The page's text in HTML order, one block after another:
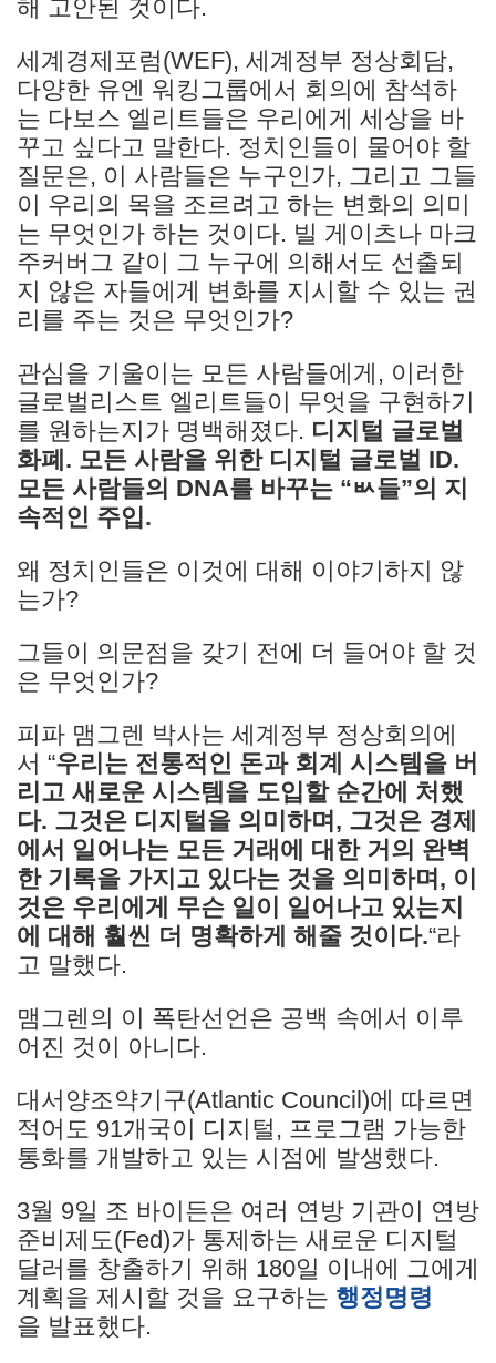
해 고안된 것이다.
세계경제포럼(WEF), 세계정부 정상회담,
다양한 유엔 워킹그룹에서 회의에 참석하
는 다보스 엘리트들은 우리에게 세상을 바
꾸고 싶다고 말한다. 정치인들이 물어야 할
질문은, 이 사람들은 누구인가, 그리고 그들
이 우리의 목을 조르려고 하는 변화의 의미
는 무엇인가 하는 것이다. 빌 게이츠나 마크
주커버그 같이 그 누구에 의해서도 선출되
지 않은 자들에게 변화를 지시할 수 있는 권
리를 주는 것은 무엇인가?
관심을 기울이는 모든 사람들에게, 이러한
글로벌리스트 엘리트들이 무엇을 구현하기
를 원하는지가 명백해졌다. 디지털 글로벌
화폐. 모든 사람을 위한 디지털 글로벌 ID.
모든 사람들의 DNA를 바꾸는 “ㅄ들”의 지
속적인 주입.
왜 정치인들은 이것에 대해 이야기하지 않
는가?
그들이 의문점을 갖기 전에 더 들어야 할 것
은 무엇인가?
피파 맴그렌 박사는 세계정부 정상회의에
서 “우리는 전통적인 돈과 회계 시스템을 버
리고 새로운 시스템을 도입할 순간에 처했
다. 그것은 디지털을 의미하며, 그것은 경제
에서 일어나는 모든 거래에 대한 거의 완벽
한 기록을 가지고 있다는 것을 의미하며, 이
것은 우리에게 무슨 일이 일어나고 있는지
에 대해 훨씬 더 명확하게 해줄 것이다.“라
고 말했다.
맴그렌의 이 폭탄선언은 공백 속에서 이루
어진 것이 아니다.
대서양조약기구(Atlantic Council)에 따르면
적어도 91개국이 디지털, 프로그램 가능한
통화를 개발하고 있는 시점에 발생했다.
3월 9일 조 바이든은 여러 연방 기관이 연방
준비제도(Fed)가 통제하는 새로운 디지털
달러를 창출하기 위해 180일 이내에 그에게
계획을 제시할 것을 요구하는 행정명령
을 발표했다.